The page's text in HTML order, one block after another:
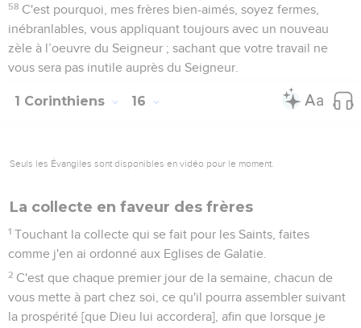
58 C'est pourquoi, mes frères bien-aimés, soyez fermes,
inébranlables, vous appliquant toujours avec un nouveau
zèle à l’oeuvre du Seigneur ; sachant que votre travail ne
vous sera pas inutile auprès du Seigneur.
1 Corinthiens 16
Seuls les Évangiles sont disponibles en vidéo pour le moment.
La collecte en faveur des frères
1 Touchant la collecte qui se fait pour les Saints, faites
comme j'en ai ordonné aux Eglises de Galatie.
2 C'est que chaque premier jour de la semaine, chacun de
vous mette à part chez soi, ce qu'il pourra assembler suivant
la prospérité [que Dieu lui accordera], afin que lorsque je